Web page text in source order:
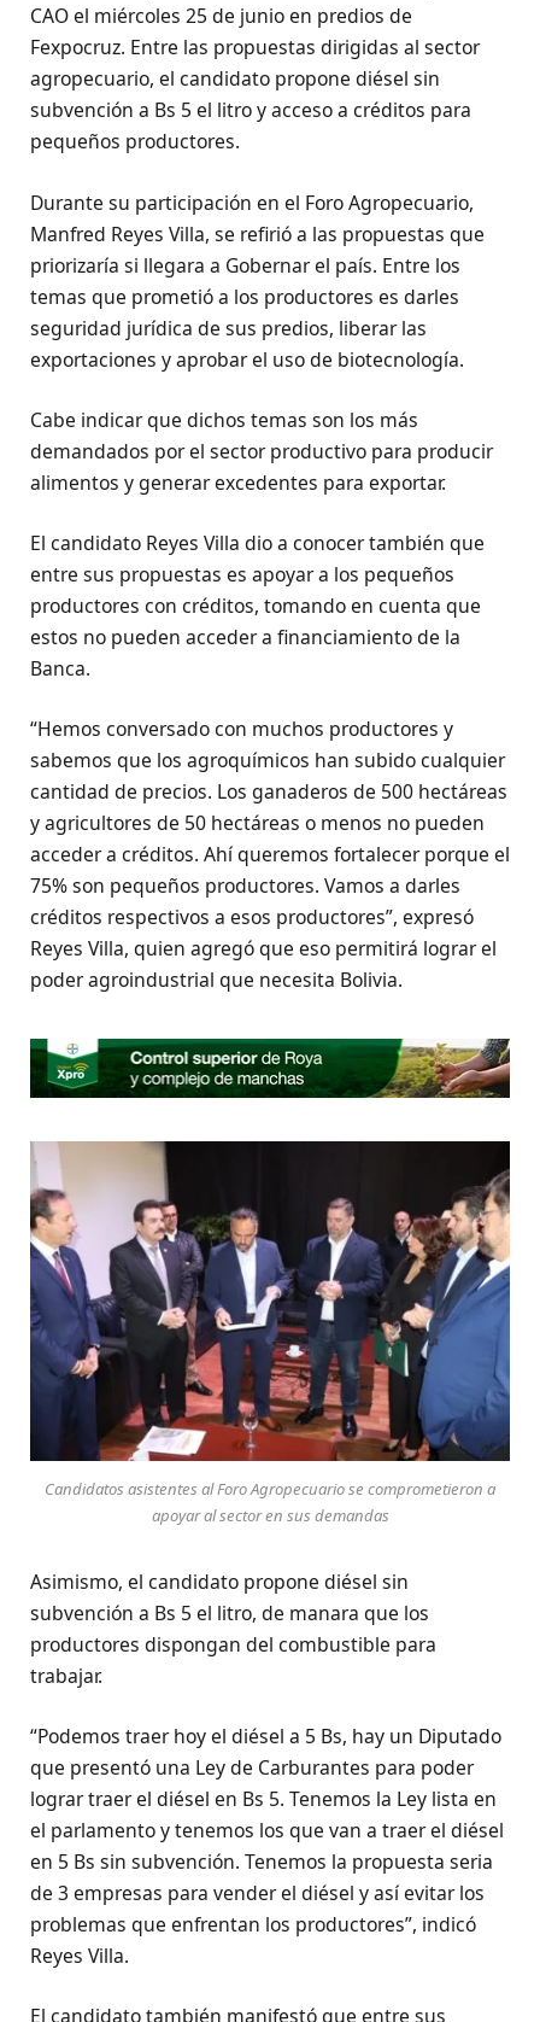
CAO el miércoles 25 de junio en predios de
Fexpocruz. Entre las propuestas dirigidas al sector
agropecuario, el candidato propone diésel sin
subvención a Bs 5 el litro y acceso a créditos para
pequeños productores.
Durante su participación en el Foro Agropecuario,
Manfred Reyes Villa, se refirió a las propuestas que
priorizaría si llegara a Gobernar el país. Entre los
temas que prometió a los productores es darles
seguridad jurídica de sus predios, liberar las
exportaciones y aprobar el uso de biotecnología.
Cabe indicar que dichos temas son los más
demandados por el sector productivo para producir
alimentos y generar excedentes para exportar.
El candidato Reyes Villa dio a conocer también que
entre sus propuestas es apoyar a los pequeños
productores con créditos, tomando en cuenta que
estos no pueden acceder a financiamiento de la
Banca.
“Hemos conversado con muchos productores y
sabemos que los agroquímicos han subido cualquier
cantidad de precios. Los ganaderos de 500 hectáreas
y agricultores de 50 hectáreas o menos no pueden
acceder a créditos. Ahí queremos fortalecer porque el
75% son pequeños productores. Vamos a darles
créditos respectivos a esos productores”, expresó
Reyes Villa, quien agregó que eso permitirá lograr el
poder agroindustrial que necesita Bolivia.
Candidatos asistentes al Foro Agropecuario se comprometieron a
apoyar al sector en sus demandas
Asimismo, el candidato propone diésel sin
subvención a Bs 5 el litro, de manara que los
productores dispongan del combustible para
trabajar.
“Podemos traer hoy el diésel a 5 Bs, hay un Diputado
que presentó una Ley de Carburantes para poder
lograr traer el diésel en Bs 5. Tenemos la Ley lista en
el parlamento y tenemos los que van a traer el diésel
en 5 Bs sin subvención. Tenemos la propuesta seria
de 3 empresas para vender el diésel y así evitar los
problemas que enfrentan los productores”, indicó
Reyes Villa.
El candidato también manifestó que entre sus